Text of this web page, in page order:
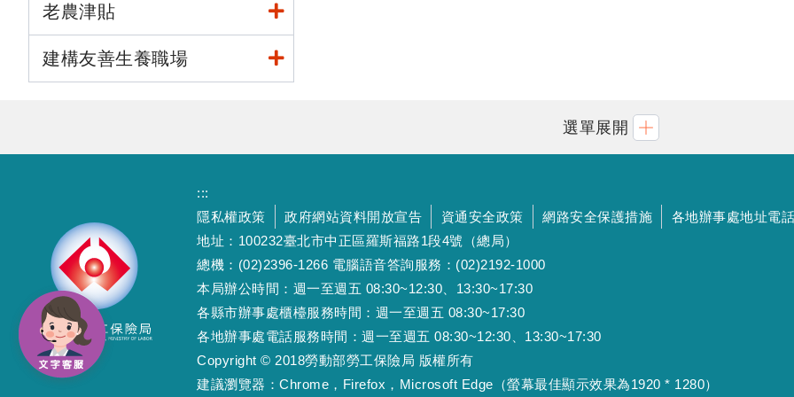
老農津貼
建構友善生養職場
選單展開
:::
隱私權政策
政府網站資料開放宣告 資通安全政策 網路安全保護措施
各地辦事處地址電話
地址：100232臺北市中正區羅斯福路1段4號（總局）
總機：(02)2396-1266 電腦語音答詢服務：(02)2192-1000
本局辦公時間：週一至週五 08:30~12:30、13:30~17:30
各縣市辦事處櫃檯服務時間：週一至週五 08:30~17:30
各地辦事處電話服務時間：週一至週五 08:30~12:30、13:30~17:30
Copyright © 2018勞動部勞工保險局 版權所有
建議瀏覽器：Chrome，Firefox，Microsoft Edge（螢幕最佳顯示效果為1920 * 1280）